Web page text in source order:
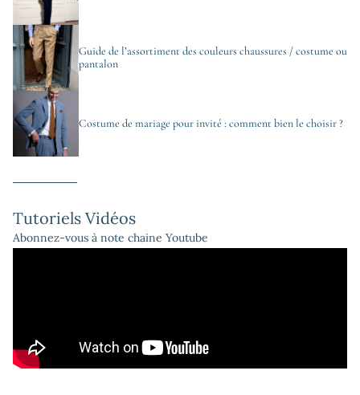
Guide de l’assortiment des couleurs chaussures / costume ou
pantalon
Costume de mariage pour invité : comment bien le choisir ?
Tutoriels Vidéos
Abonnez-vous à note chaine Youtube